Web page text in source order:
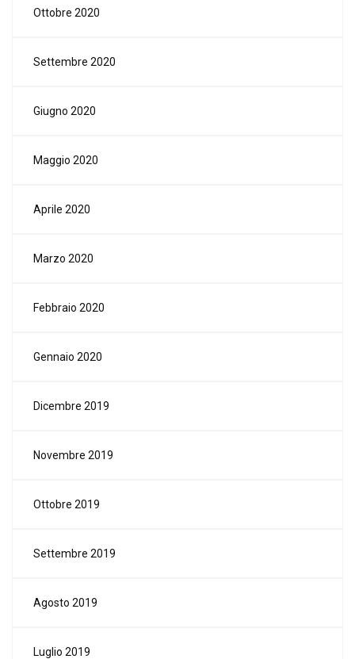
Ottobre 2020
Settembre 2020
Giugno 2020
Maggio 2020
Aprile 2020
Marzo 2020
Febbraio 2020
Gennaio 2020
Dicembre 2019
Novembre 2019
Ottobre 2019
Settembre 2019
Agosto 2019
Luglio 2019